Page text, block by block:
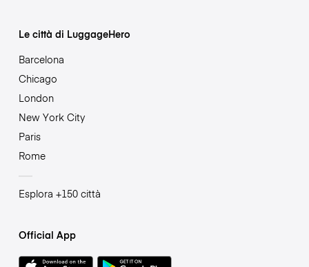
Le città di LuggageHero
Barcelona
Chicago
London
New York City
Paris
Rome
Esplora +150 città
Official App